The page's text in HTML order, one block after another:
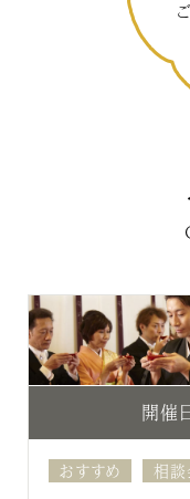
開催
おすすめ 相談